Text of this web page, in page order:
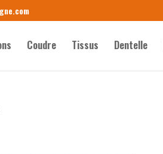
Coudre Tissus Dentelle